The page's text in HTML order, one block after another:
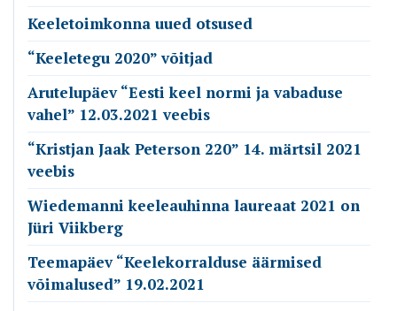
Keeletoimkonna uued otsused
“Keeletegu 2020” võitjad
Arutelupäev “Eesti keel normi ja vabaduse
vahel” 12.03.2021 veebis
“Kristjan Jaak Peterson 220” 14. märtsil 2021
veebis
Wiedemanni keeleauhinna laureaat 2021 on
Jüri Viikberg
Teemapäev “Keelekorralduse äärmised
võimalused” 19.02.2021